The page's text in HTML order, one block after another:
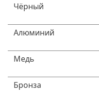
Чёрный
Алюминий
Медь
Бронза